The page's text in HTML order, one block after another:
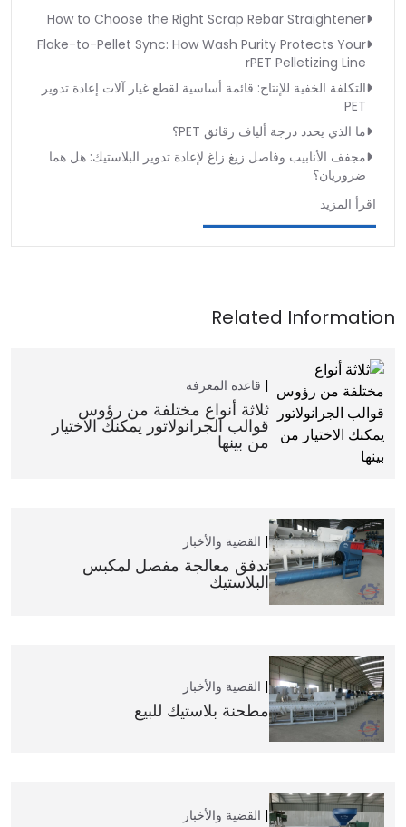
How to Choose the Right Scrap Rebar Straightener
Flake-to-Pellet Sync: How Wash Purity Protects Your
rPET Pelletizing Line
التكلفة الخفية للإنتاج: قائمة أساسية لقطع غيار آلات إعادة تدوير
PET
ما الذي يحدد درجة ألياف رقائق PET؟
مجفف الأنابيب وفاصل زيغ زاغ لإعادة تدوير البلاستيك: هل هما
ضروريان؟
اقرأ المزيد
قاعدة المعرفة
ثلاثة أنواع مختلفة من رؤوس
قوالب الجرانولاتور يمكنك الاختيار
من بينها
القضية والأخبار
تدفق معالجة مفصل لمكبس
البلاستيك
القضية والأخبار
مطحنة بلاستيك للبيع
القضية والأخبار